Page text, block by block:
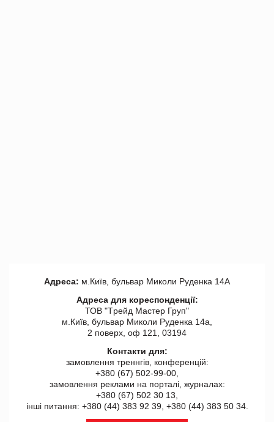
Адреса: м.Київ, бульвар Миколи Руденка 14А
Адреса для кореспонденції:
ТОВ "Tрейд Мастер Груп"
м.Київ, бульвар Миколи Руденка 14а,
2 поверх, оф 121, 03194
Контакти для:
замовлення треннгів, конференцій:
+380 (67) 502-99-00,
замовлення реклами на порталі, журналах:
+380 (67) 502 30 13,
інші питання: +380 (44) 383 92 39, +380 (44) 383 50 34.